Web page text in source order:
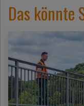
Das könnte